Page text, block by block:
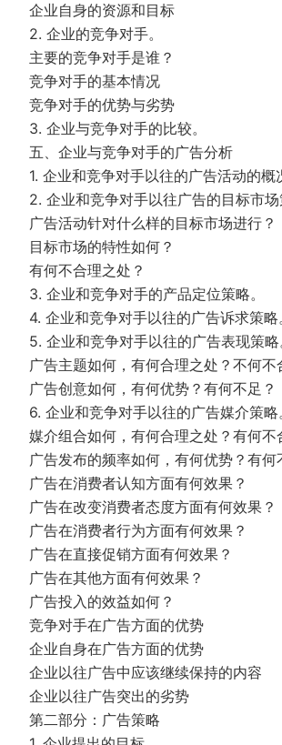
企业自身的资源和目标
2. 企业的竞争对手。
主要的竞争对手是谁？
竞争对手的基本情况
竞争对手的优势与劣势
3. 企业与竞争对手的比较。
五、企业与竞争对手的广告分析
1. 企业和竞争对手以往的广告活动的概
2. 企业和竞争对手以往广告的目标市场
广告活动针对什么样的目标市场进行？
目标市场的特性如何？
有何不合理之处？
3. 企业和竞争对手的产品定位策略。
4. 企业和竞争对手以往的广告诉求策略
5. 企业和竞争对手以往的广告表现策略
广告主题如何，有何合理之处？不何不
广告创意如何，有何优势？有何不足？
6. 企业和竞争对手以往的广告媒介策略
媒介组合如何，有何合理之处？有何不
广告发布的频率如何，有何优势？有何
广告在消费者认知方面有何效果？
广告在改变消费者态度方面有何效果？
广告在消费者行为方面有何效果？
广告在直接促销方面有何效果？
广告在其他方面有何效果？
广告投入的效益如何？
竞争对手在广告方面的优势
企业自身在广告方面的优势
企业以往广告中应该继续保持的内容
企业以往广告突出的劣势
第二部分：广告策略